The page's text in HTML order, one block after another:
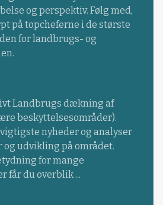
og perspektiv. Følg med,
på topcheferne i de største
for landbrugs- og
Landbrugs dækning af
beskyttelsesområder).
nyheder og analyser
og udvikling på området.
for mange
får du overblik ...